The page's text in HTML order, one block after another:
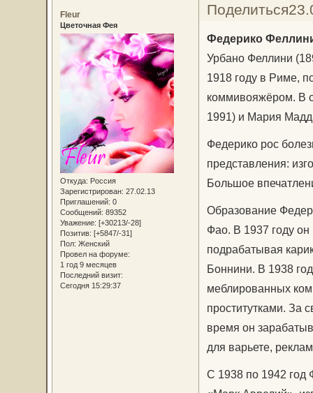
Поделиться
Fleur
Цветочная Фея
Откуда: Россия
Зарегистрирован: 27.02.13
Приглашений: 0
Сообщений: 89352
Уважение: [+30213/-28]
Позитив: [+5847/-31]
Пол: Женский
Провел на форуме:
1 год 9 месяцев
Последний визит:
Сегодня 15:29:37
Федерико
Урбано Феллини
1918 году в Риме,
коммивояжёром. В
1991) и Мария
Федерико рос
представления:
Большое
Образование
Фао. В 1937 году
подрабатывая
Боннини. В 1938
меблированных
проститутками. За
время он
для варьете,
С 1938 по 1942 год